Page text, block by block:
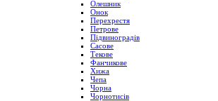
Олешник
Онок
Перехрестя
Петрове
Підвиноградів
Сасове
Текове
Фанчикове
Хижа
Чепа
Чорна
Чорнотисів